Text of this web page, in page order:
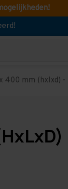
mm (hxlxd) -